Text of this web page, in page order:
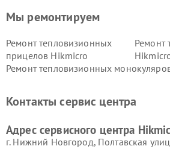
Мы ремонтируем
Ремонт тепловизионных
прицелов Hikmicro
Ремонт
Ремонт тепловизионных
Контакты сервис центра
Адрес сервисного центра
г. Нижний Новгород, Полтавская